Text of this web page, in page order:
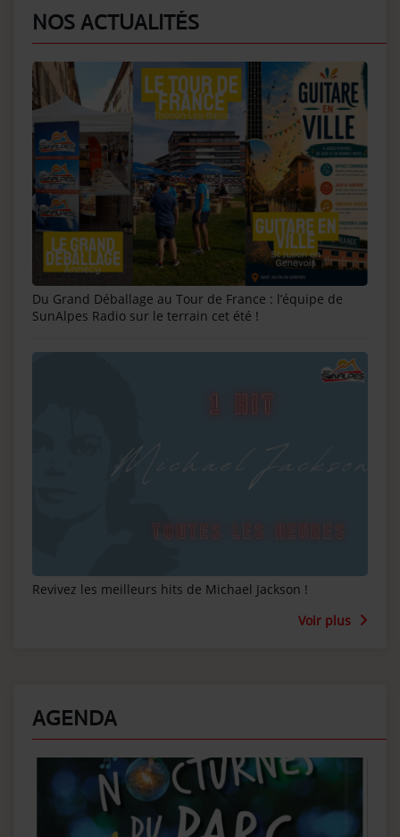
NOS ACTUALITÉS
Du Grand Déballage au Tour de France : l’équipe de
SunAlpes Radio sur le terrain cet été !
Revivez les meilleurs hits de Michael Jackson !
Voir plus
AGENDA